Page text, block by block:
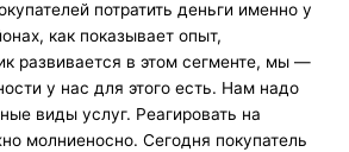
потратить деньги именно у
как показывает опыт,
развивается в этом сегменте, мы —
у нас для этого есть. Нам надо
виды услуг. Реагировать на
молниеносно. Сегодня покупатель